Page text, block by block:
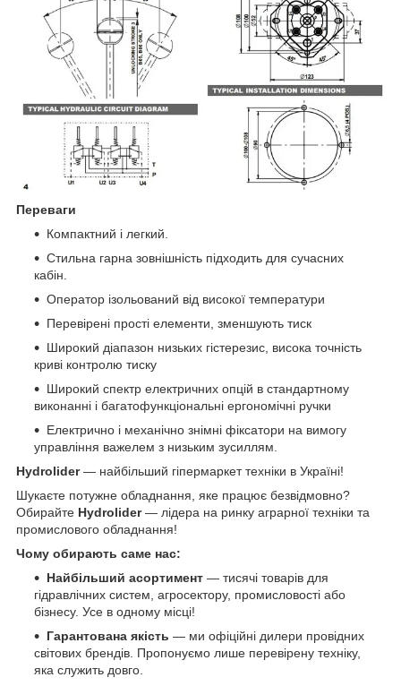
Переваги
Компактний і легкий.
Стильна гарна зовнішність підходить для сучасних
кабін.
Оператор ізольований від високої температури
Перевірені прості елементи, зменшують тиск
Широкий діапазон низьких гістерезис, висока точність
криві контролю тиску
Широкий спектр електричних опцій в стандартному
виконанні і багатофункціональні ергономічні ручки
Електрично і механічно знімні фіксатори на вимогу
управління важелем з низьким зусиллям.
Hydrolider— найбільший гіпермаркет техніки в Україні!
Шукаєте потужне обладнання, яке працює безвідмовно?
Обирайте Hydrolider— лідера на ринку аграрної техніки та
промислового обладнання!
Чому обирають саме нас:
Найбільший асортимент — тисячі товарів для
гідравлічних систем, агросектору, промисловості або
бізнесу. Усе в одному місці!
Гарантована якість — ми офіційні дилери провідних
світових брендів. Пропонуємо лише перевірену техніку,
яка служить довго.